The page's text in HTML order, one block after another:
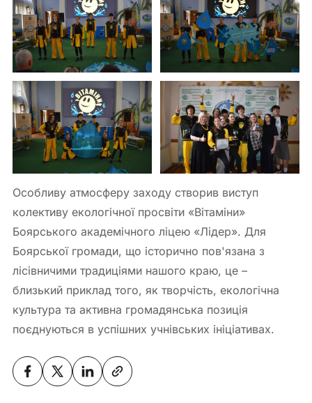
Особливу атмосферу заходу створив виступ
колективу екологічної просвіти «Вітаміни»
Боярського академічного ліцею «Лідер». Для
Боярської громади, що історично пов'язана з
лісівничими традиціями нашого краю, це –
близький приклад того, як творчість, екологічна
культура та активна громадянська позиція
поєднуються в успішних учнівських ініціативах.